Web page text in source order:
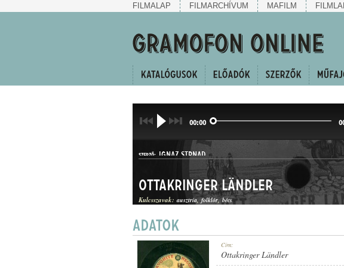
FILMALAP FILMARCHÍVUM MAFILM
00:00
SZERZŐ: IGNAZ STRNAD
LÄNDLER
Ottakringer Ländler
Kulcsszavak: ausztria folklór bécs
Cím:
Ottakringer Ländler